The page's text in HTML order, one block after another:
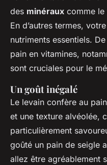
des minéraux comme le
En d’autres termes,
nutriments essentiels.
pain en vitamines,
sont cruciales pour le
Un goût inégalé
Le levain confère au
et une texture alvéolée,
particulièrement
goûté un pain de seigle
allez être agréablement